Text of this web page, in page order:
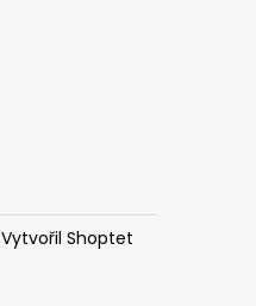
Vytvořil Shoptet